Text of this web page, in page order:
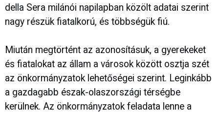
della Sera milánói napilapban közölt adatai szerint
nagy részük fiatalkorú, és többségük fiú.
Miután megtörtént az azonosításuk, a gyerekeket
és fiatalokat az állam a városok között osztja szét
az önkormányzatok lehetőségei szerint. Leginkább
a gazdagabb észak-olaszországi térségbe
kerülnek. Az önkormányzatok feladata lenne a